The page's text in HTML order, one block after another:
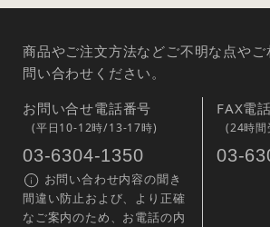
商品やご注文方法などご不明な点や
問い合わせください。
お問い合せ電話番号
(平日10-12時/13-17時)
03-6304-1350
お問い合わせ内容の聞き
間違い防止および、より正確
なご案内のため、お電話の内
FAX電
(24時間
03-